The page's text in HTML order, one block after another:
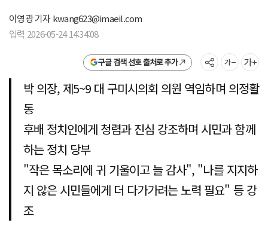
이영광 기자kwang623@imaeil.com
입력 2026-05-24 14:34:08
구글 검색 선호 출처로 추가
박 의장, 제5~9 대 구미시의회 의원 역임하며 의정활
동
후배 정치인에게 청렴과 진심 강조하며 시민과 함께
하는 정치 당부
"작은 목소리에 귀 기울이고 늘 감사", "나를 지지하
지 않은 시민들에게 더 다가가려는 노력 필요" 등 강
조